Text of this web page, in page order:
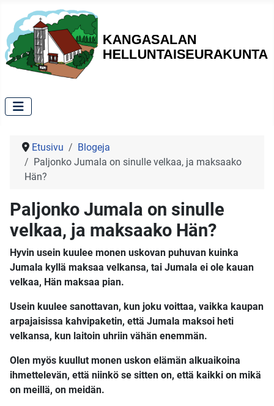
Etusivu
Blogeja
Paljonko Jumala on sinulle velkaa, ja maksaako
Hän?
Paljonko Jumala on sinulle
velkaa, ja maksaako Hän?
Hyvin usein kuulee monen uskovan puhuvan kuinka
Jumala kyllä maksaa velkansa, tai Jumala ei ole kauan
velkaa, Hän maksaa pian.
Usein kuulee sanottavan, kun joku voittaa, vaikka kaupan
arpajaisissa kahvipaketin, että Jumala maksoi heti
velkansa, kun laitoin uhriin vähän enemmän.
Olen myös kuullut monen uskon elämän alkuaikoina
ihmettelevän, että niinkö se sitten on, että kaikki on mikä
on meillä, on meidän.